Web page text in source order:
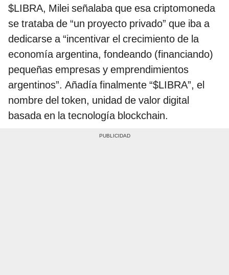
$LIBRA, Milei señalaba que esa criptomoneda
se trataba de “un proyecto privado” que iba a
dedicarse a “incentivar el crecimiento de la
economía argentina, fondeando (financiando)
pequeñas empresas y emprendimientos
argentinos”. Añadía finalmente “$LIBRA”, el
nombre del token, unidad de valor digital
basada en la tecnología blockchain.